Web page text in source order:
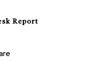
Report